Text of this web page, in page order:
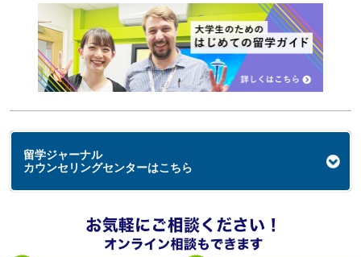
留学ジャーナル
カウンセリングセンターはこちら